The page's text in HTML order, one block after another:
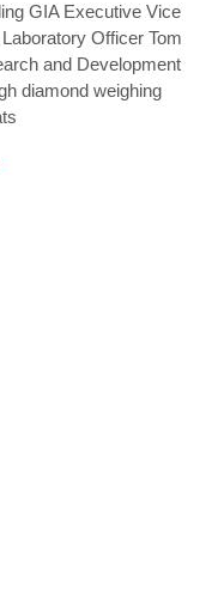
GIA Executive Vice
Officer Tom
and Development
diamond weighing